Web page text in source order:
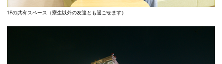
1Fの共有スペース（寮生以外の友達とも過ごせます）